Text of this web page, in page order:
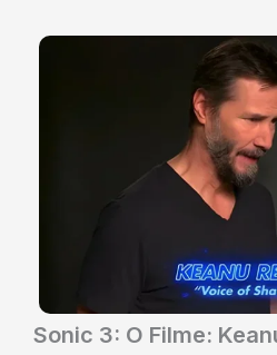
Sonic 3: O Filme: